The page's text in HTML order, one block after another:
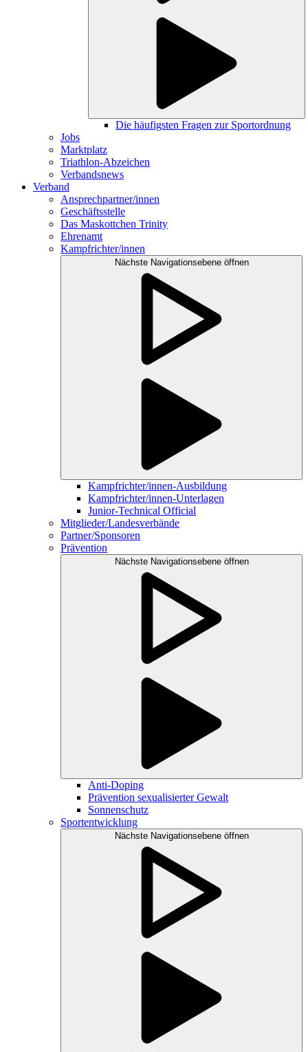
Die häufigsten Fragen zur Sportordnung
Jobs
Marktplatz
Triathlon-Abzeichen
Verbandsnews
Verband
Ansprechpartner/innen
Geschäftsstelle
Das Maskottchen Trinity
Ehrenamt
Kampfrichter/innen
Nächste Navigationsebene öffnen
Kampfrichter/innen-Ausbildung
Kampfrichter/innen-Unterlagen
Junior-Technical Official
Mitglieder/Landesverbände
Partner/Sponsoren
Prävention
Nächste Navigationsebene öffnen
Anti-Doping
Prävention sexualisierter Gewalt
Sonnenschutz
Sportentwicklung
Nächste Navigationsebene öffnen